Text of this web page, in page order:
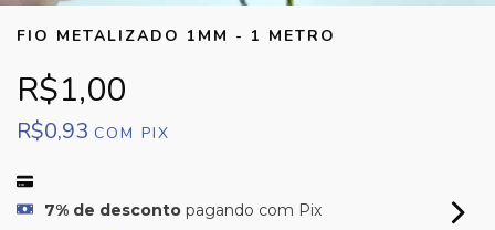
FIO METALIZADO 1MM - 1 METRO
R$1,00
R$0,93 COM PIX
7% de desconto pagando com Pix